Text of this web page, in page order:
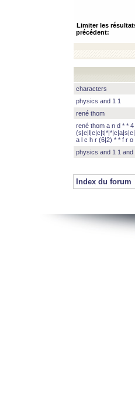
Limiter les
précédent:
characters
physics and 1 1
rené thom
rené thom a n d * *
a l c h r (6|2) * * f r o
physics and 1 1 and
Index du forum